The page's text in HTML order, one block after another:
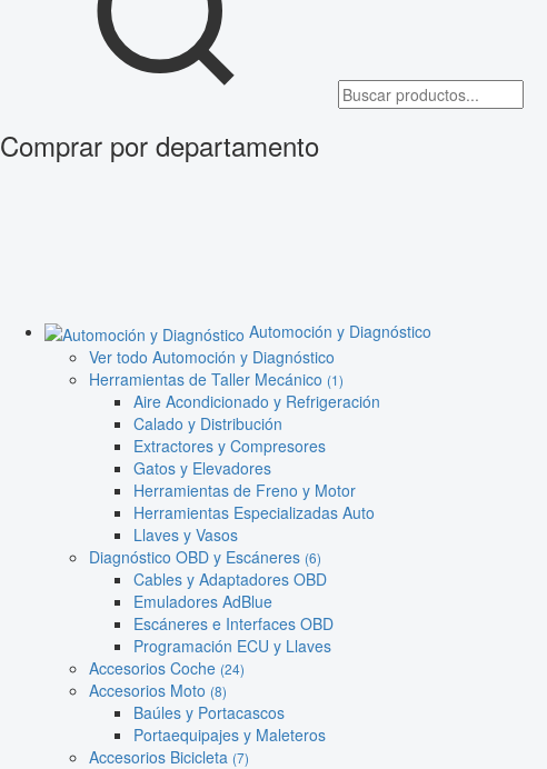
Comprar por departamento
Automoción y Diagnóstico
Ver todo Automoción y Diagnóstico
Herramientas de Taller Mecánico (1)
Aire Acondicionado y Refrigeración
Calado y Distribución
Extractores y Compresores
Gatos y Elevadores
Herramientas de Freno y Motor
Herramientas Especializadas Auto
Llaves y Vasos
Diagnóstico OBD y Escáneres (6)
Cables y Adaptadores OBD
Emuladores AdBlue
Escáneres e Interfaces OBD
Programación ECU y Llaves
Accesorios Coche (24)
Accesorios Moto (8)
Baúles y Portacascos
Portaequipajes y Maleteros
Accesorios Bicicleta (7)